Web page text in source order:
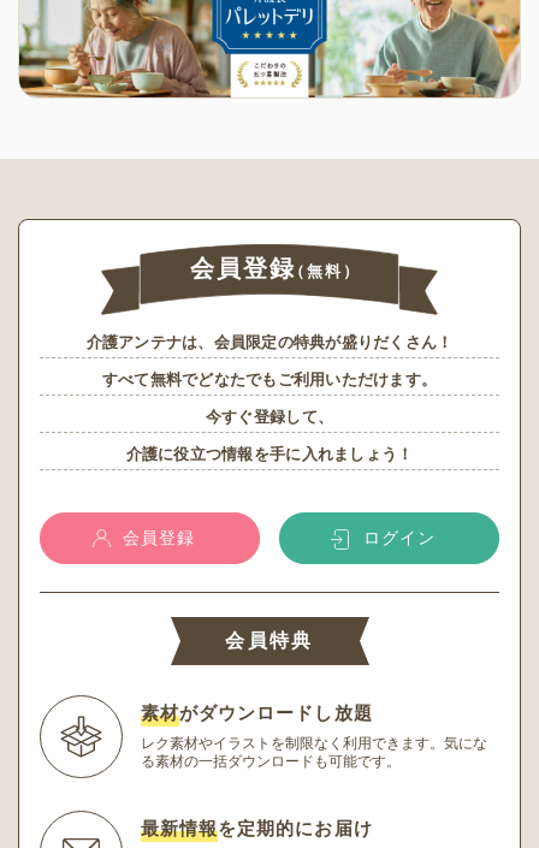
会員登録（無料）
介護アンテナは、会員限定の特典が盛りだくさん！
すべて無料でどなたでもご利用いただけます。
今すぐ登録して、
介護に役立つ情報を手に入れましょう！
会員登録 ログイン
会員特典
素材がダウンロードし放題
レク素材やイラストを制限なく利用できます。 気にな
る素材の一括ダウンロードも可能です。
最新情報を定期的にお届け